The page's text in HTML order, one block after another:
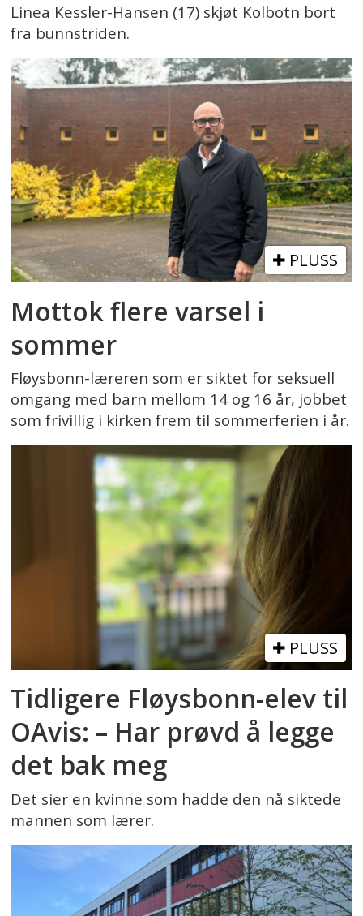
Linea Kessler-Hansen (17) skjøt Kolbotn bort
fra bunnstriden.
PLUSS
Mottok flere varsel i
sommer
Fløysbonn-læreren som er siktet for seksuell
omgang med barn mellom 14 og 16 år, jobbet
som frivillig i kirken frem til sommerferien i år.
PLUSS
Tidligere Fløysbonn-elev til
OAvis: – Har prøvd å legge
det bak meg
Det sier en kvinne som hadde den nå siktede
mannen som lærer.